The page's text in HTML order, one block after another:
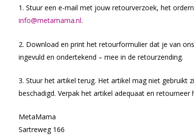
1. Stuur een e-mail met jouw retourverzoek, het
info@metamama.nl.
2. Download en print het retourformulier dat je van
ingevuld en ondertekend – mee in de retourzending.
3. Stuur het artikel terug. Het artikel mag niet gebruikt
beschadigd. Verpak het artikel adequaat en retourneer
MetaMama
Sartreweg 166